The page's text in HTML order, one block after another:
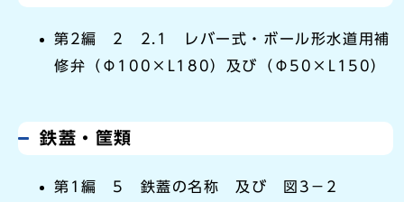
第2編 2 2.1 レバー式・ボール形水道用補
修弁（Φ100×L180）及び（Φ50×L150）
鉄蓋・筐類
第1編 5 鉄蓋の名称 及び 図3－2